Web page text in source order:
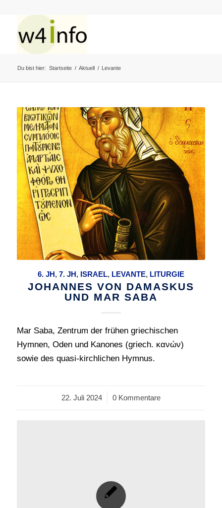
Du bist hier: Startseite / Aktuell / Levante
6. JH, 7. JH, ISRAEL, LEVANTE, LITURGIE
JOHANNES VON DAMASKUS
UND MAR SABA
Mar Saba, Zentrum der frühen griechischen
Hymnen, Oden und Kanones (griech. κανών)
sowie des quasi-kirchlichen Hymnus.
22. Juli 2024
/ 0 Kommentare